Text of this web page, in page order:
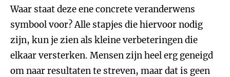
Waar staat deze ene concrete veranderwens
symbool voor? Alle stapjes die hiervoor nodig
zijn, kun je zien als kleine verbeteringen die
elkaar versterken. Mensen zijn heel erg geneigd
om naar resultaten te streven, maar dat is geen